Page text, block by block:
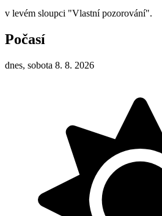
v levém sloupci "Vlastní pozorování".
Počasí
dnes, sobota 8. 8. 2026